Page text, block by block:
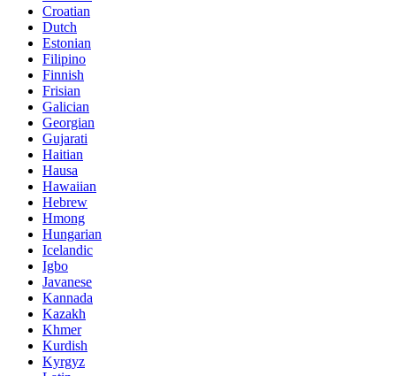
Croatian
Dutch
Estonian
Filipino
Finnish
Frisian
Galician
Georgian
Gujarati
Haitian
Hausa
Hawaiian
Hebrew
Hmong
Hungarian
Icelandic
Igbo
Javanese
Kannada
Kazakh
Khmer
Kurdish
Kyrgyz